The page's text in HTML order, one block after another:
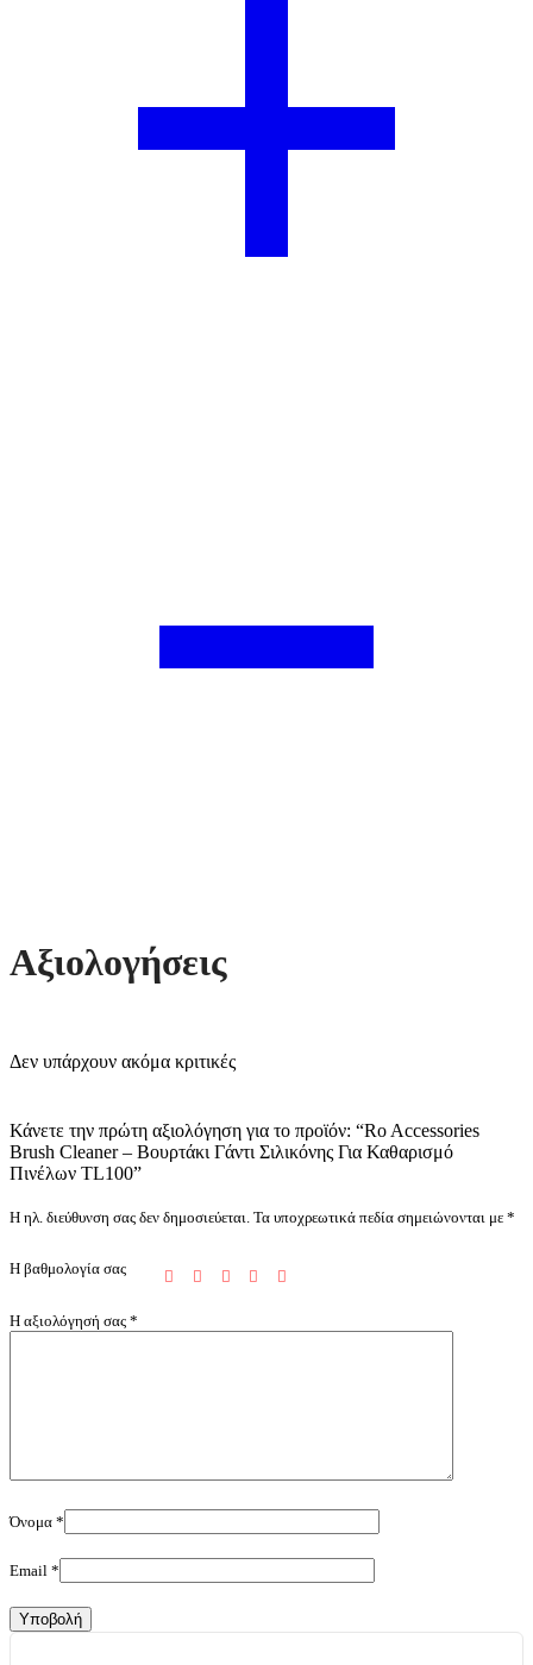
Αξιολογήσεις
Δεν υπάρχουν ακόμα κριτικές
Κάνετε την πρώτη αξιολόγηση για το προϊόν: “Ro Accessories
Brush Cleaner – Βουρτάκι Γάντι Σιλικόνης Για Καθαρισμό
Πινέλων TL100”
Η ηλ. διεύθυνση σας δεν δημοσιεύεται. Τα υποχρεωτικά πεδία σημειώνονται με *
Η βαθμολογία σας
Η αξιολόγησή σας *
Όνομα *
Email *